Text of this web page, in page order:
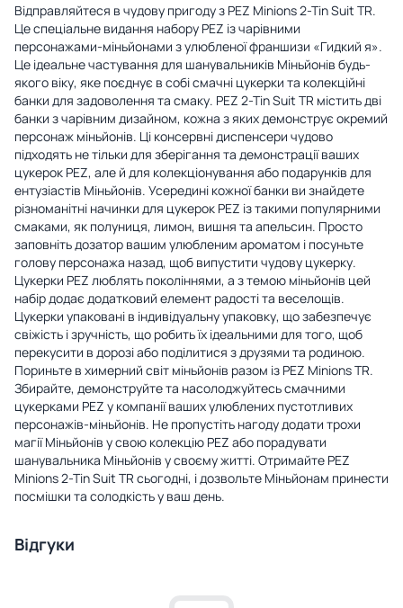
Відправляйтеся в чудову пригоду з PEZ Minions 2-Tin Suit TR.
Це спеціальне видання набору PEZ із чарівними
персонажами-міньйонами з улюбленої франшизи «Гидкий я».
Це ідеальне частування для шанувальників Міньйонів будь-
якого віку, яке поєднує в собі смачні цукерки та колекційні
банки для задоволення та смаку. PEZ 2-Tin Suit TR містить дві
банки з чарівним дизайном, кожна з яких демонструє окремий
персонаж міньйонів. Ці консервні диспенсери чудово
підходять не тільки для зберігання та демонстрації ваших
цукерок PEZ, але й для колекціонування або подарунків для
ентузіастів Міньйонів. Усередині кожної банки ви знайдете
різноманітні начинки для цукерок PEZ із такими популярними
смаками, як полуниця, лимон, вишня та апельсин. Просто
заповніть дозатор вашим улюбленим ароматом і посуньте
голову персонажа назад, щоб випустити чудову цукерку.
Цукерки PEZ люблять поколіннями, а з темою міньйонів цей
набір додає додатковий елемент радості та веселощів.
Цукерки упаковані в індивідуальну упаковку, що забезпечує
свіжість і зручність, що робить їх ідеальними для того, щоб
перекусити в дорозі або поділитися з друзями та родиною.
Пориньте в химерний світ міньйонів разом із PEZ Minions TR.
Збирайте, демонструйте та насолоджуйтесь смачними
цукерками PEZ у компанії ваших улюблених пустотливих
персонажів-міньйонів. Не пропустіть нагоду додати трохи
магії Міньйонів у свою колекцію PEZ або порадувати
шанувальника Міньйонів у своєму житті. Отримайте PEZ
Minions 2-Tin Suit TR сьогодні, і дозвольте Міньйонам принести
посмішки та солодкість у ваш день.
Відгуки